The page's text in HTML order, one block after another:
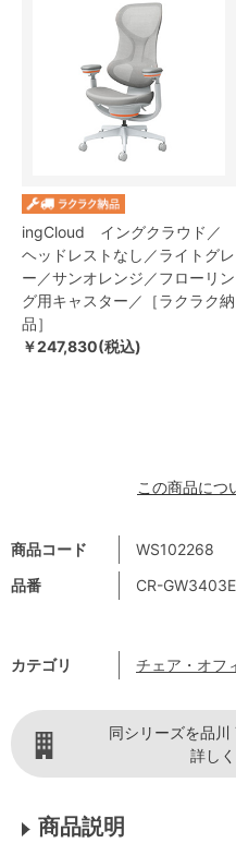
商品コード
WS102268
品番
CR-
カテゴリ チェア・オフ
ingCloud イングクラウド／
ヘッドレストなし／ライトグレ
ー／サンオレンジ／フローリン
グ用キャスター／［ラクラク納
品］
￥247,830(税込)
この商品につ
同シリーズを品川
詳し
商品説明